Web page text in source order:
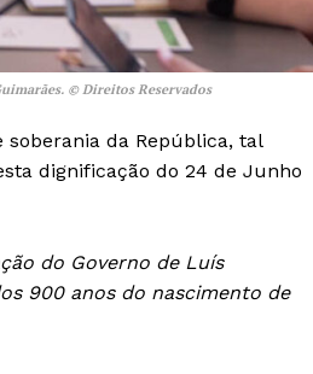
Digital
Publicidade
© Direitos Reservados
soberania da República, tal
dignificação do 24 de Junho
do Governo de Luís
900 anos do nascimento de